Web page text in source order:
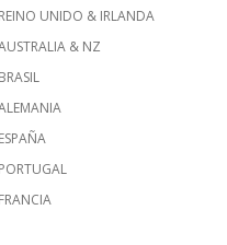
REINO UNIDO & IRLANDA
& NZ
BRASIL
ESPAÑA
PORTUGAL
FRANCIA